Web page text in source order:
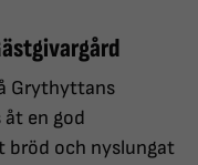
Grythyttans
en god
bröd och nyslungat